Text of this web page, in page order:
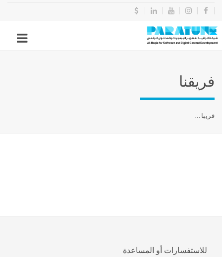
فريقنا
قريبا...
للاستفسارات أو المساعدة